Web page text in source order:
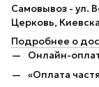
Самовывоз - ул.
Церковь,
Подробнее о
Онлайн-
«Оплата